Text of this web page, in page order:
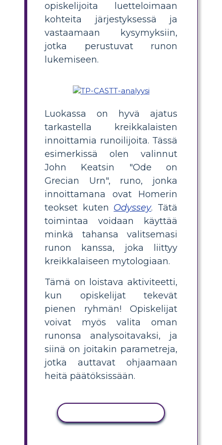
opiskelijoita luetteloimaan
kohteita järjestyksessä ja
vastaamaan kysymyksiin,
jotka perustuvat runon
lukemiseen.
Luokassa on hyvä ajatus
tarkastella kreikkalaisten
innoittamia runoilijoita. Tässä
esimerkissä olen valinnut
John Keatsin "Ode on
Grecian Urn", runo, jonka
innoittamana ovat Homerin
teokset kuten Odyssey. Tätä
toimintaa voidaan käyttää
minkä tahansa valitsemasi
runon kanssa, joka liittyy
kreikkalaiseen mytologiaan.
Tämä on loistava aktiviteetti,
kun opiskelijat tekevät
pienen ryhmän! Opiskelijat
voivat myös valita oman
runonsa analysoitavaksi, ja
siinä on joitakin parametreja,
jotka auttavat ohjaamaan
heitä päätöksissään.